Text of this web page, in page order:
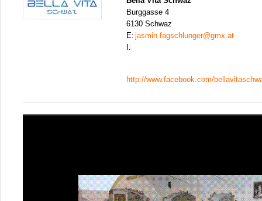
Burggasse 4
6130 Schwaz
E: jasmin.fagschlunger@gmx.at
I:
http://www.facebook.com/